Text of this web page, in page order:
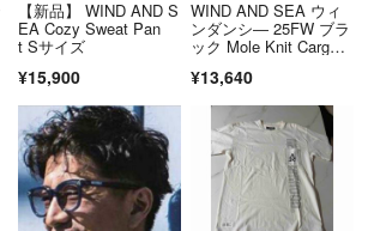
law/lnk/#return_policy
公安委員会 第305571105109号
者登録番号：T4011601017956
【新品】 WIND AND S
EA Cozy Sweat Pan
t Sサイズ
¥15,900
WIND AND SEA ウィ
ンダンシ― 25FW ブラ
ック Mole Knit Carg
¥13,640